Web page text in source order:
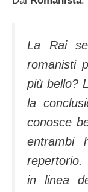
La Rai
romanisti
più bello?
la
conosce
entrambi
repertorio.
in linea